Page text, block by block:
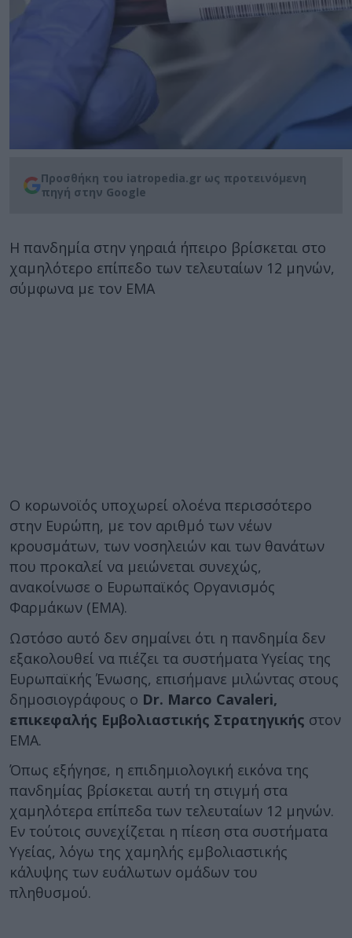
Προσθήκη του iatropedia.gr ως προτεινόμενη
πηγή στην Google
Η πανδημία στην γηραιά ήπειρο βρίσκεται στο
χαμηλότερο επίπεδο των τελευταίων 12 μηνών,
σύμφωνα με τον ΕΜΑ
Ο κορωνοϊός υποχωρεί ολοένα περισσότερο
στην Ευρώπη, με τον αριθμό των νέων
κρουσμάτων, των νοσηλειών και των θανάτων
που προκαλεί να μειώνεται συνεχώς,
ανακοίνωσε ο Ευρωπαϊκός Οργανισμός
Φαρμάκων (ΕΜΑ).
Ωστόσο αυτό δεν σημαίνει ότι η πανδημία δεν
εξακολουθεί να πιέζει τα συστήματα Υγείας της
Ευρωπαϊκής Ένωσης, επισήμανε μιλώντας στους
δημοσιογράφους ο Dr. Marco Cavaleri,
επικεφαλής Εμβολιαστικής Στρατηγικής στον
ΕΜΑ.
Όπως εξήγησε, η επιδημιολογική εικόνα της
πανδημίας βρίσκεται αυτή τη στιγμή στα
χαμηλότερα επίπεδα των τελευταίων 12 μηνών.
Εν τούτοις συνεχίζεται η πίεση στα συστήματα
Υγείας, λόγω της χαμηλής εμβολιαστικής
κάλυψης των ευάλωτων ομάδων του
πληθυσμού.